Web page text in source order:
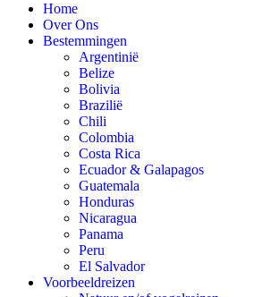
Home
Over Ons
Bestemmingen
Argentinië
Belize
Bolivia
Brazilië
Chili
Colombia
Costa Rica
Ecuador & Galapagos
Guatemala
Honduras
Nicaragua
Panama
Peru
El Salvador
Voorbeeldreizen